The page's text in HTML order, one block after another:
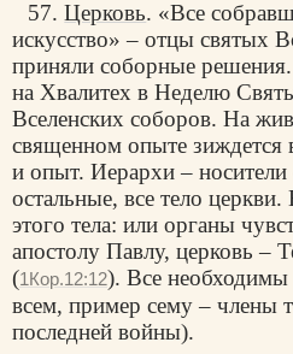
57.Церковь. «Все
искусство» – отцы святых
приняли соборные решения.
на Хвалитех в Неделю
Вселенских соборов. На
священном опыте зиждется
и опыт. Иерархи – носители
остальные, все тело
этого тела: или органы
апостолу Павлу, церковь –
(1Кор.12:12). Все
всем, пример сему – члены
последней войны).